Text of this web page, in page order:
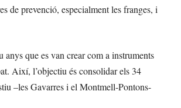
de prevenció, especialment les franges, i
que es van crear com a instruments
Així, l’objectiu és consolidar els 34
–les Gavarres i el Montmell-Pontons-